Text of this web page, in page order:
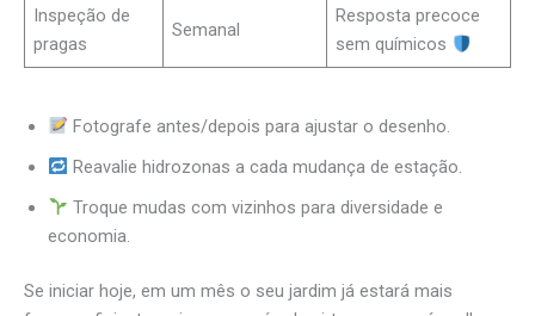
Inspeção de
pragas
Semanal
Resposta precoce
sem químicos
Fotografe antes/depois para ajustar o desenho.
Reavalie hidrozonas a cada mudança de estação.
Troque mudas com vizinhos para diversidade e
economia.
Se iniciar hoje, em um mês o seu jardim já estará mais